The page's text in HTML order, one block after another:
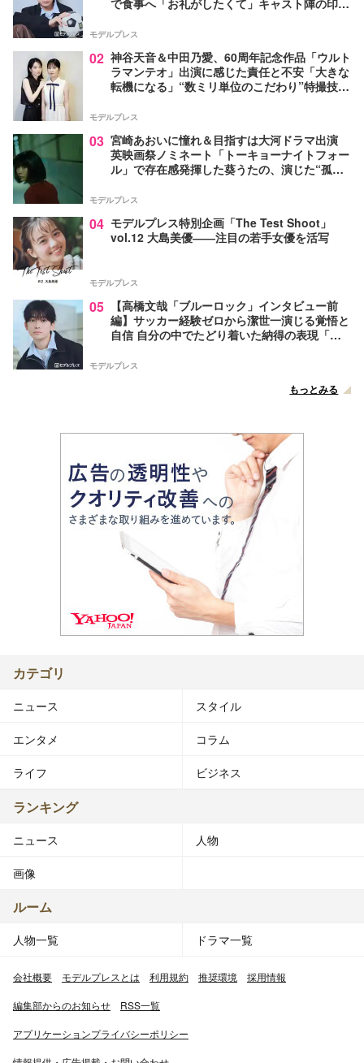
モデルプレス
02 神谷天音＆中田乃愛、60周年記念作品「ウルト
ラマンテオ」出演に感じた責任と不安「大きな
転機になる」“数ミリ単位のこだわり”特撮技術
モデルプレス
03 宮崎あおいに憧れ＆目指すは大河ドラマ出演
英映画祭ノミネート「トーキョーナイトフォー
ル」で存在感発揮した葵うたの、演じた“孤
モデルプレス
04 モデルプレス特別企画「The Test Shoot」
vol.12 大島美優――注目の若手女優を活写
モデルプレス
05
【高橋文哉「ブルーロック」インタビュー前
編】サッカー経験ゼロから潔世一演じる覚悟と
自信 自分の中でたどり着いた納得の表現「一
モデルプレス
もっとみる
カテゴリ
ニュース スタイル
エンタメ コラム
ライフ ビジネス
ランキング
ニュース 人物
画像
ルーム
人物一覧 ドラマ一覧
会社概要 モデルプレスとは 利用規約 推奨環境 採用情報
編集部からのお知らせ RSS一覧
アプリケーションプライバシーポリシー